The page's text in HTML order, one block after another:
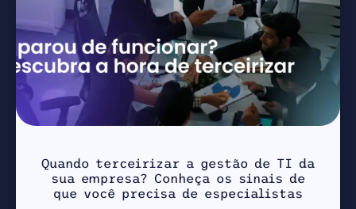
Quando terceirizar a gestão de TI da
sua empresa? Conheça os sinais de
que você precisa de especialistas